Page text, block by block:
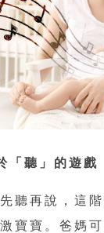
「聽」的遊戲
聽再說，這
寶寶。爸媽